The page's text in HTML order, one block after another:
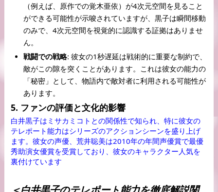
（例えば、原作での覚木亜依）が4次元空間を見ること
ができる可能性が示唆されていますが、黒子は瞬間移動
のみで、4次元空間を視覚的に認識する証拠はありませ
ん。
戦闘での戦略: 彼女の1秒遅延は戦術的に重要な制約で、
敵がこの隙を突くことがあります。これは彼女の能力の
「秘密」として、物語内で敵対者に利用される可能性が
あります。
5. ファンの評価と文化的影響
白井黒子はミサカミコトとの関係性で知られ、特に彼女の
テレポート能力はシリーズのアクションシーンを盛り上げ
ます。彼女の声優、荒井聡美は2010年の年間声優賞で最優
秀助演女優賞を受賞しており、彼女のキャラクター人気を
裏付けています